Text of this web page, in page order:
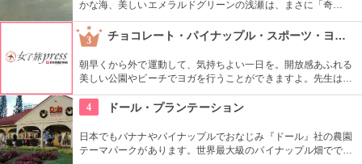
かな海、美しいエメラルドグリーンの浅瀬は、まさに「奇
跡」。船に乗ってサンドバーへ出かけることができる現地ツア
ーが組まれているので、ぜひ利用してみて。
3 チョコレート・パイナップル・スポーツ・ヨガ・スタジオ
朝早くから外で運動して、気持ちよい一日を。開放感あふれる
美しい公園やビーチでヨガを行うことができますよ。先生は日
本語もOKです。毎週水曜日の夕方、ワイキキビーチウォークの
芝生エリアで無料のヨガレッスンも行っているので、初心者は
4 ドール・プランテーション
日本でもバナナやパイナップルでおなじみ『ドール』社の農園
テーマパークがあります。世界最大級のパイナップル畑ででき